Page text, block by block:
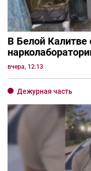
В Белой Калитве
вчера, 12:13
Дежурная часть